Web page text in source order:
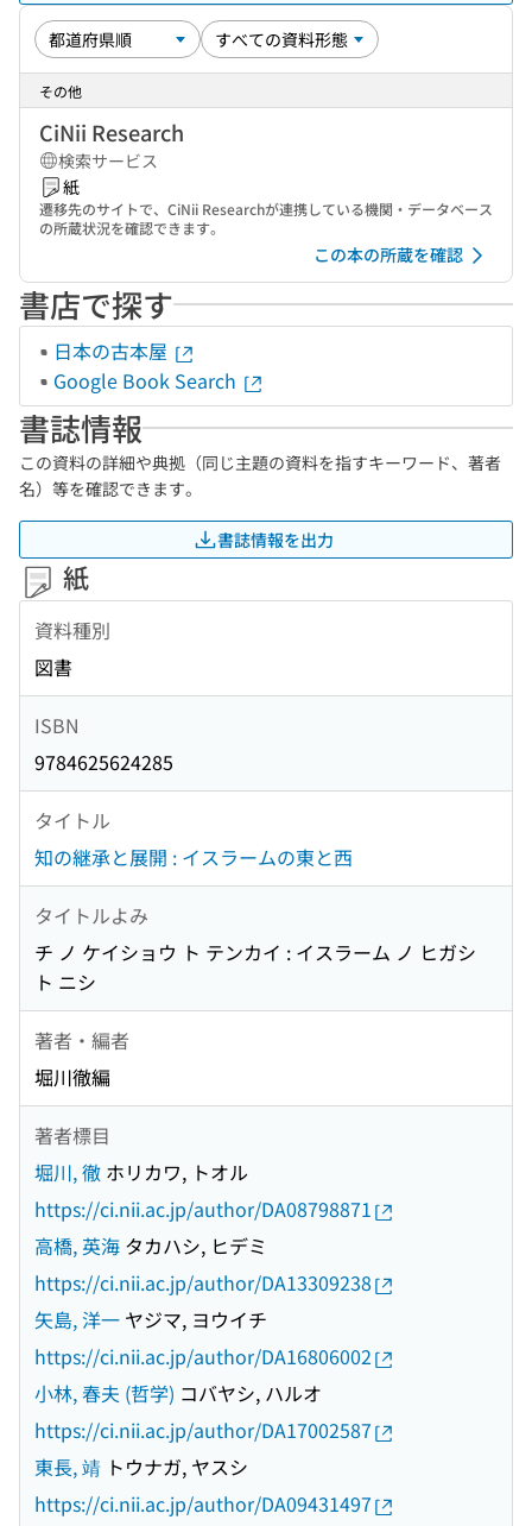
その他
CiNii Research
検索サービス
紙
遷移先のサイトで、CiNii Researchが連携している機関・データベース
の所蔵状況を確認できます。
この本の所蔵を確認
書店で探す
日本の古本屋
Google Book Search
書誌情報
この資料の詳細や典拠（同じ主題の資料を指すキーワード、著者
名）等を確認できます。
書誌情報を出力
紙
資料種別
図書
ISBN
9784625624285
タイトル
知の継承と展開 : イスラームの東と西
タイトルよみ
チ ノ ケイショウ ト テンカイ : イスラーム ノ ヒガシ
ト ニシ
著者・編者
堀川徹編
著者標目
堀川, 徹 ホリカワ, トオル
https://ci.nii.ac.jp/author/DA08798871
高橋, 英海 タカハシ, ヒデミ
https://ci.nii.ac.jp/author/DA13309238
矢島, 洋一 ヤジマ, ヨウイチ
https://ci.nii.ac.jp/author/DA16806002
小林, 春夫 (哲学) コバヤシ, ハルオ
https://ci.nii.ac.jp/author/DA17002587
東長, 靖 トウナガ, ヤスシ
https://ci.nii.ac.jp/author/DA09431497